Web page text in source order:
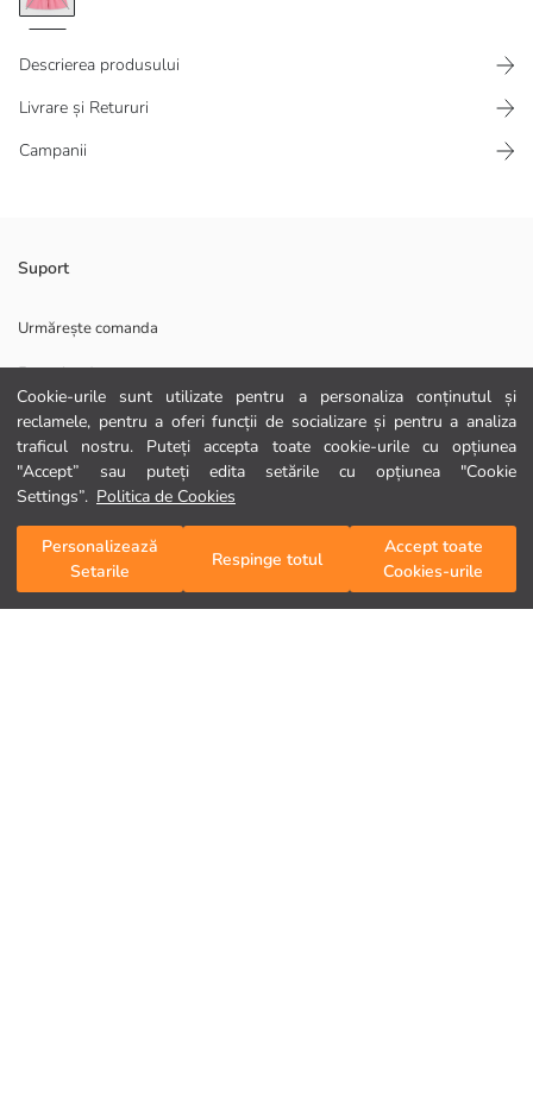
Cookie-urile sunt utilizate pentru a personaliza conținutul și
reclamele, pentru a oferi funcții de socializare și pentru a analiza
traficul nostru. Puteți accepta toate cookie-urile cu opțiunea
"Accept” sau puteți edita setările cu opțiunea "Cookie
Settings”. Politica de Cookies
Personalizează
Setarile
Respinge totul
Accept toate
Cookies-urile
Adaugă în coș
Descrierea produsului
Livrare și Retururi
Campanii
Rochie pentru fete, confecționată din țesătură poplin 100% bumbac. Cu
guler de cămașă și fără mâneci, închidere cu nasturi în față, are un
Țară de origine:
Persoana de vanzari:
Marcă:
Gen:
Croială:
Țesătură:
Suport
Urmărește comanda
Formular de contact
0372 786 111
AJUTOR
Întrebări frecvente
Retur
Urmărește-ne